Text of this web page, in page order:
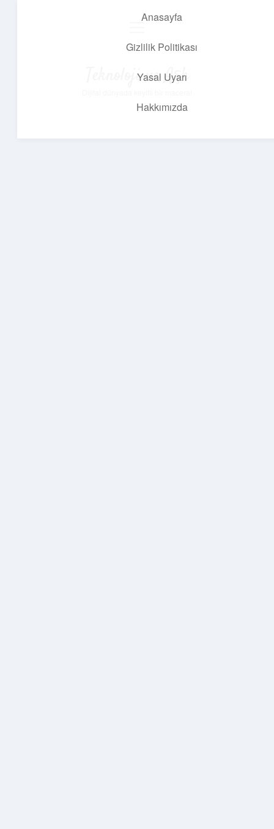
Anasayfa
Gizlilik Politikası
Yasal Uyarı
Hakkımızda
Teknoloji ve Aşk